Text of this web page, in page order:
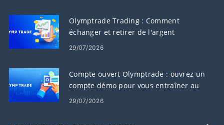
Olymptrade Trading : Comment
échanger et retirer de l'argent
29/07/2026
Compte ouvert Olymptrade : ouvrez un
compte démo pour vous entraîner au
trading
29/07/2026